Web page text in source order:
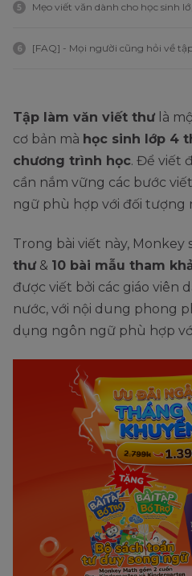
5 Mẹo viết văn dành cho học sinh
6 [FAQ] - Mọi người cũng hỏi về
Tập làm văn viết thư là
cơ bản mà học sinh lớp 4
chương trình học. Để viết
cần nắm vững các bước
ngữ phù hợp với đối tượng
Trong bài viết này, Monkey
thư & 10 bài mẫu tham
được viết bởi các giáo viên
nước, với nội dung phong
dụng ngôn ngữ phù hợp